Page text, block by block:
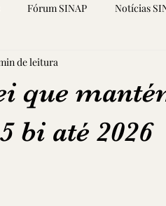
Fórum SINAP Notícias
que
bi até 2026
de leitura